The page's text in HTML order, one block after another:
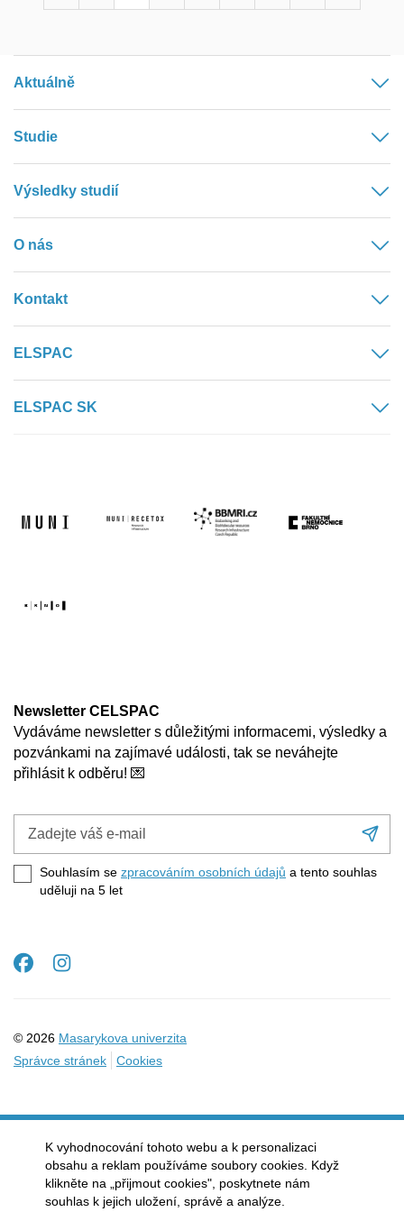
Aktuálně
Studie
Výsledky studií
O nás
Kontakt
ELSPAC
ELSPAC SK
Newsletter CELSPAC
Vydáváme newsletter s důležitými informacemi, výsledky a
pozvánkami na zajímavé události, tak se neváhejte
přihlásit k odběru! 💌
e-
mail
Souhlasím se zpracováním osobních údajů a tento souhlas
uděluji na 5 let
© 2026 Masarykova univerzita
Správce stránek
Cookies
Facebook
Instagram
K vyhodnocování tohoto webu a k personalizaci
obsahu a reklam používáme soubory cookies. Když
klikněte na „přijmout cookies", poskytnete nám
souhlas k jejich uložení, správě a analýze.